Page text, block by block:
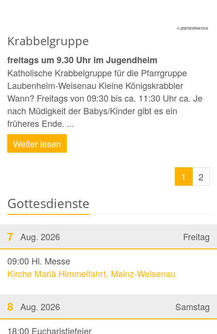
© pfarrbriefservice
Krabbelgruppe
freitags um 9.30 Uhr im Jugendheim
Katholische Krabbelgruppe für die Pfarrgruppe
Laubenheim-Weisenau Kleine Königskrabbler
Wann? Freitags von 09:30 bis ca. 11:30 Uhr ca. Je
nach Müdigkeit der Babys/Kinder gibt es ein
früheres Ende. ...
Weiter lesen
1 2
Gottesdienste
Freitag
7 Aug. 2026
09:00 Hl. Messe
Kirche Mariä Himmelfahrt, Mainz-Weisenau
Samstag
8 Aug. 2026
18:00 Eucharistiefeier